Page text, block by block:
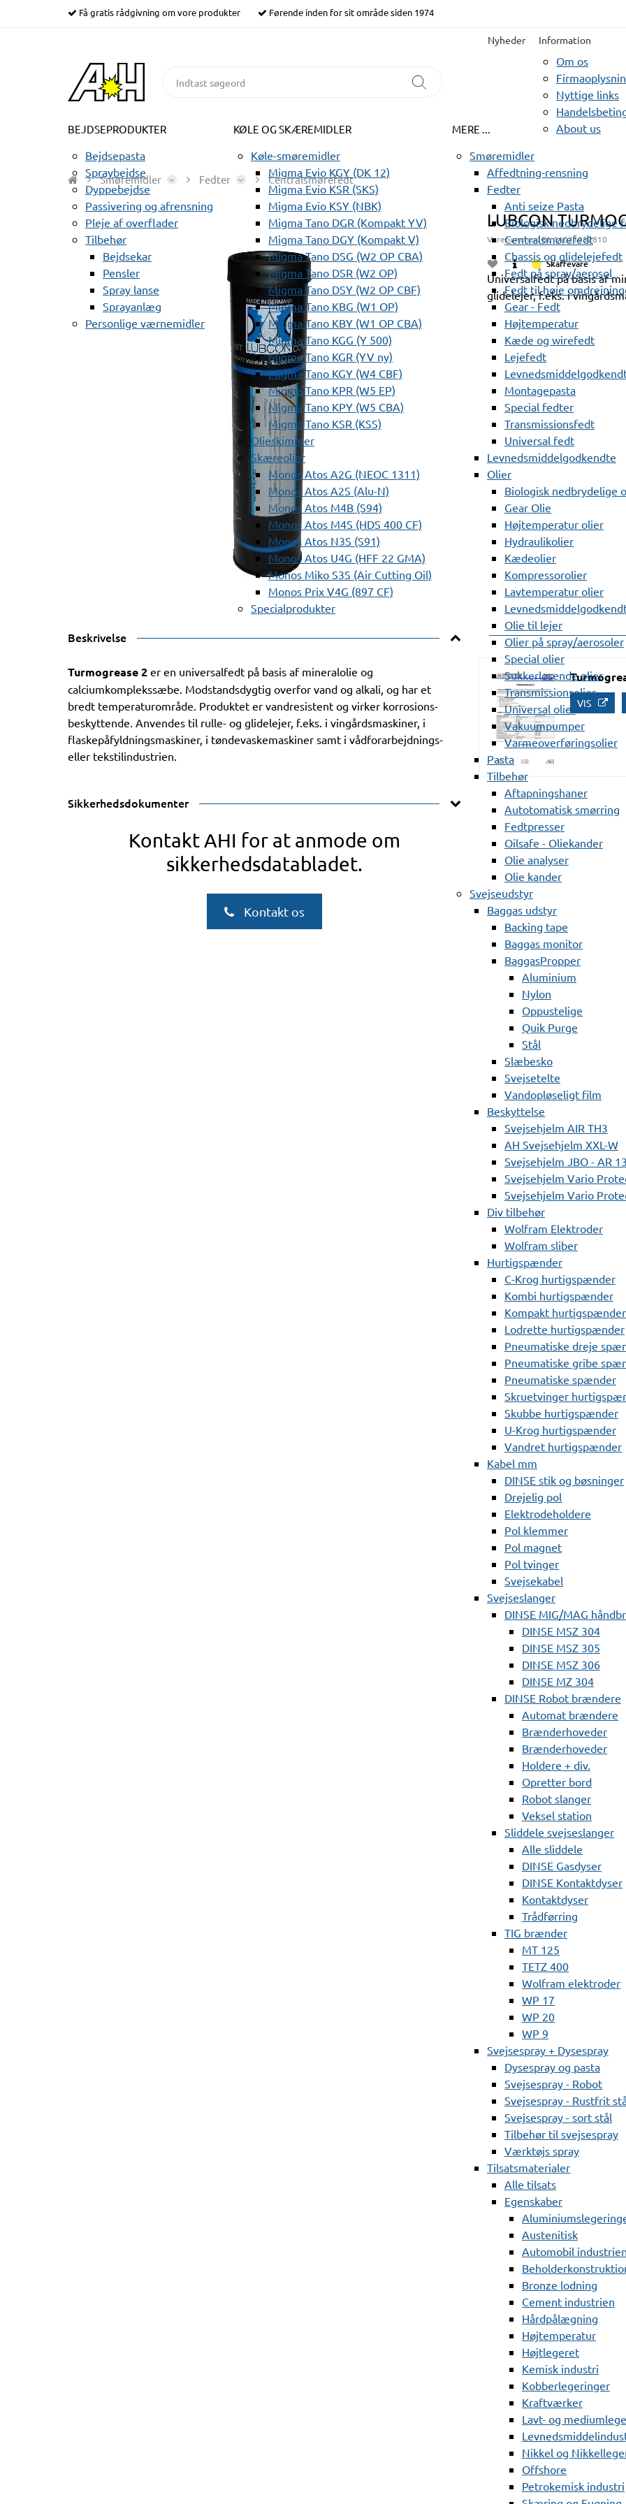
Få gratis rådgivning om vore produkter Førende inden for sit område siden 1974
Nyheder Information
Om os
Nyttige links
About us
BEJDSEPRODUKTER
Bejdsepasta
Spraybejdse
Dyppebejdse
Passivering og afrensning
Pleje af overflader
Tilbehør
Bejdsekar
Pensler
Spray lanse
Sprayanlæg
Personlige værnemidler
KØLE OG SKÆREMIDLER
Køle-smøremidler
Migma Evio KGY (DK 12)
Migma Evio KSR (SKS)
Migma Evio KSY (NBK)
Migma Tano DGR (Kompakt YV)
Migma Tano DGY (Kompakt V)
Migma Tano DSG (W2 OP CBA)
Migma Tano DSR (W2 OP)
Migma Tano DSY (W2 OP CBF)
Migma Tano KBG (W1 OP)
Migma Tano KBY (W1 OP CBA)
Migma Tano KGG (Y 500)
Migma Tano KGR (YV ny)
Migma Tano KGY (W4 CBF)
Migma Tano KPR (W5 EP)
Migma Tano KPY (W5 CBA)
Migma Tano KSR (KSS)
Olieskimmer
Skæreolier
Monos Atos A2G (NEOC 1311)
Monos Atos A2S (Alu-N)
Monos Atos M4B (S94)
Monos Atos M4S (HDS 400 CF)
Monos Atos N3S (S91)
Monos Atos U4G (HFF 22 GMA)
Monos Miko S3S (Air Cutting Oil)
Monos Prix V4G (897 CF)
Specialprodukter
MERE ...
Smøremidler
Affedtning-rensning
Fedter
Anti seize Pasta
Biologisk nedbrydelige
Centralsmørefedt
Chassis og glidelejefedt
Fedt på spray/aerosol
Fedt til høje
Gear - Fedt
Højtemperatur
Kæde og wirefedt
Lejefedt
Montagepasta
Special fedter
Transmissionsfedt
Universal fedt
Levnedsmiddelgodkendte
Olier
Biologisk nedbrydelige
Gear Olie
Højtemperatur olier
Hydraulikolier
Kædeolier
Kompressorolier
Lavtemperatur olier
Olie til lejer
Olier på spray/aerosoler
Special olier
Sukkerløsende olier
Transmissionsolier
Universal olier
Vakuumpumper
Varmeoverføringsolier
Pasta
Tilbehør
Aftapningshaner
Autotomatisk smørring
Fedtpresser
Oilsafe - Oliekander
Olie analyser
Olie kander
Svejseudstyr
Baggas udstyr
Backing tape
Baggas monitor
BaggasPropper
Aluminium
Nylon
Oppustelige
Quik Purge
Stål
Slæbesko
Svejsetelte
Vandopløseligt film
Beskyttelse
Svejsehjelm AIR TH3
AH Svejsehjelm XXL-W
Svejsehjelm JBO - AR
Svejsehjelm Vario
Svejsehjelm Vario
Div tilbehør
Wolfram Elektroder
Wolfram sliber
Hurtigspænder
C-Krog hurtigspænder
Kombi hurtigspænder
Kompakt hurtigspænder
Lodrette hurtigspænder
Pneumatiske dreje
Pneumatiske gribe
Pneumatiske spænder
Skruetvinger
Skubbe hurtigspænder
U-Krog hurtigspænder
Vandret hurtigspænder
Kabel mm
DINSE stik og bøsninger
Drejelig pol
Elektrodeholdere
Pol klemmer
Pol magnet
Pol tvinger
Svejsekabel
Svejseslanger
DINSE MIG/MAG
DINSE MSZ 304
DINSE MSZ 305
DINSE MSZ 306
DINSE MZ 304
DINSE Robot brændere
Automat brændere
Brænderhoveder
Brænderhoveder
Holdere + div.
Opretter bord
Robot slanger
Veksel station
Sliddele svejseslanger
Alle sliddele
DINSE Gasdyser
DINSE Kontaktdyser
Kontaktdyser
Trådførring
TIG brænder
MT 125
TETZ 400
Wolfram elektroder
WP 17
WP 20
WP 9
Svejsespray + Dysespray
Dysespray og pasta
Svejsespray - Robot
Svejsespray - Rustfrit
Svejsespray - sort stål
Tilbehør til svejsespray
Værktøjs spray
Tilsatsmaterialer
Alle tilsats
Egenskaber
Austenitisk
Automobil industrien
Bronze lodning
Cement industrien
Hårdpålægning
Højtemperatur
Højtlegeret
Kemisk industri
Kobberlegeringer
Kraftværker
Lavt- og
Nikkel og
Offshore
Petrokemisk industri
Smøremidler Fedter Centralsmørefedt
LUBCON
Varenummer:BL 11021052810
Skaffevare
Universalfedt på basis af
glidelejer, f.eks. i
Beskrivelse
Turmogrease 2 er en universalfedt på basis af mineralolie og
calciumkomplekssæbe. Modstandsdygtig overfor vand og alkali, og har et
bredt temperaturområde. Produktet er vandresistent og virker korrosions-
beskyttende. Anvendes til rulle- og glidelejer, f.eks. i vingårdsmaskiner, i
flaskepåfyldningsmaskiner, i tøndevaskemaskiner samt i vådforarbejdnings-
eller tekstilindustrien.
VIS
Sikkerhedsdokumenter
Kontakt AHI for at anmode om
sikkerhedsdatabladet.
Kontakt os